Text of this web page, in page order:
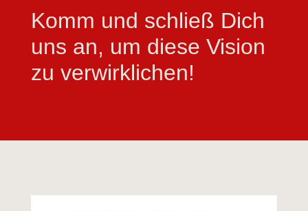
Komm und schließ Dich
uns an, um diese Vision
zu verwirklichen!